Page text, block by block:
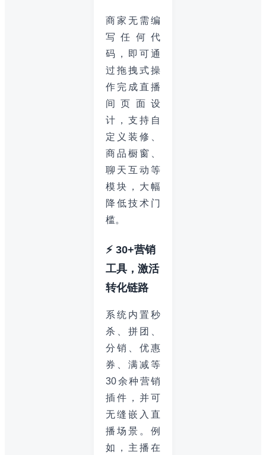
商家无需编
写任何代
码，即可通
过拖拽式操
作完成直播
间页面设
计，支持自
定义装修、
商品橱窗、
聊天互动等
模块，大幅
降低技术门
槛。
⚡ 30+营销
工具，激活
转化链路
系统内置秒
杀、拼团、
分销、优惠
券、满减等
30余种营销
插件，并可
无缝嵌入直
播场景。例
如，主播在